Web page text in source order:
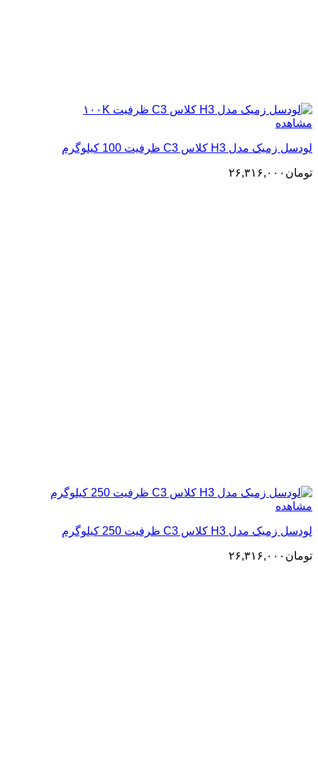
مشاهده
لودسل زمیک مدل H3 کلاس C3 ظرفیت 100 کیلوگرم
تومان ۲۶,۳۱۶,۰۰۰
مشاهده
لودسل زمیک مدل H3 کلاس C3 ظرفیت 250 کیلوگرم
تومان ۲۶,۳۱۶,۰۰۰